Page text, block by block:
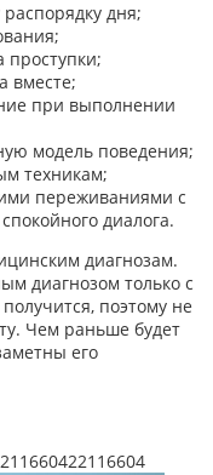
дня;
проступки;
вместе;
при выполнении
модель поведения;
техникам;
переживаниями с
диалога.
диагнозам.
диагнозом только с
поэтому не
Чем раньше будет
его